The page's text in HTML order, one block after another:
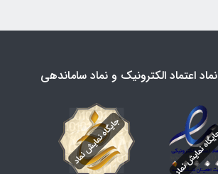
نماد اعتماد الکترونیک و نماد ساماندهی